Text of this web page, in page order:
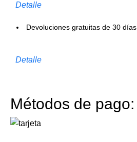
Detalle
Devoluciones gratuitas de 30 días
Detalle
Métodos de pago: